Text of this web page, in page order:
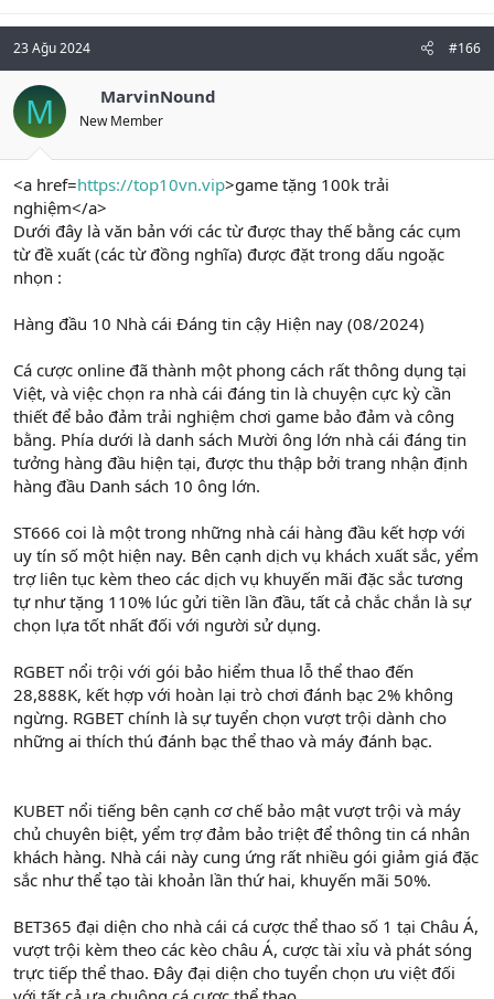
23 Ağu 2024 #166
M MarvinNound
New Member
<a href=https://top10vn.vip>game tặng 100k trải
nghiệm</a>
Dưới đây là văn bản với các từ được thay thế bằng các cụm
từ đề xuất (các từ đồng nghĩa) được đặt trong dấu ngoặc
nhọn :
Hàng đầu 10 Nhà cái Đáng tin cậy Hiện nay (08/2024)
Cá cược online đã thành một phong cách rất thông dụng tại
Việt, và việc chọn ra nhà cái đáng tin là chuyện cực kỳ cần
thiết để bảo đảm trải nghiệm chơi game bảo đảm và công
bằng. Phía dưới là danh sách Mười ông lớn nhà cái đáng tin
tưởng hàng đầu hiện tại, được thu thập bởi trang nhận định
hàng đầu Danh sách 10 ông lớn.
ST666 coi là một trong những nhà cái hàng đầu kết hợp với
uy tín số một hiện nay. Bên cạnh dịch vụ khách xuất sắc, yểm
trợ liên tục kèm theo các dịch vụ khuyến mãi đặc sắc tương
tự như tặng 110% lúc gửi tiền lần đầu, tất cả chắc chắn là sự
chọn lựa tốt nhất đối với người sử dụng.
RGBET nổi trội với gói bảo hiểm thua lỗ thể thao đến
28,888K, kết hợp với hoàn lại trò chơi đánh bạc 2% không
ngừng. RGBET chính là sự tuyển chọn vượt trội dành cho
những ai thích thú đánh bạc thể thao và máy đánh bạc.
KUBET nổi tiếng bên cạnh cơ chế bảo mật vượt trội và máy
chủ chuyên biệt, yểm trợ đảm bảo triệt để thông tin cá nhân
khách hàng. Nhà cái này cung ứng rất nhiều gói giảm giá đặc
sắc như thể tạo tài khoản lần thứ hai, khuyến mãi 50%.
BET365 đại diện cho nhà cái cá cược thể thao số 1 tại Châu Á,
vượt trội kèm theo các kèo châu Á, cược tài xỉu và phát sóng
trực tiếp thể thao. Đây đại diện cho tuyển chọn ưu việt đối